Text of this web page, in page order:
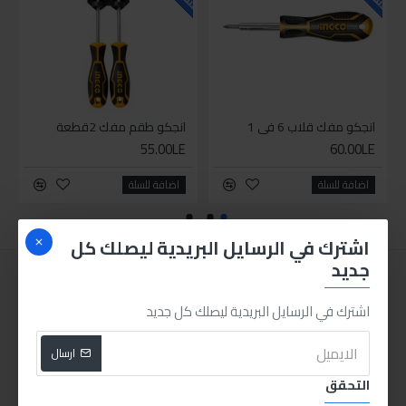
اشترك في الرسايل البريدية ليصلك كل
جديد
اشترك في الرسايل البريدية ليصلك كل جديد
ارسال
التحقق
انجكو مفك قلاب 6 في 1
60.00LE
اضافة للسلة
انجكو طقم مفك 2قطعة
55.00LE
اضافة للسلة